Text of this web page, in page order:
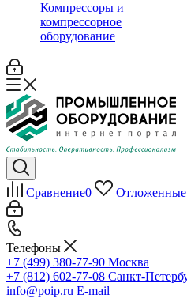
Компрессоры и
компрессорное
оборудование
Сравнение0 Отложенные
Телефоны
+7 (499) 380-77-90 Москва
+7 (812) 602-77-08 Санкт-
info@poip.ru E-mail